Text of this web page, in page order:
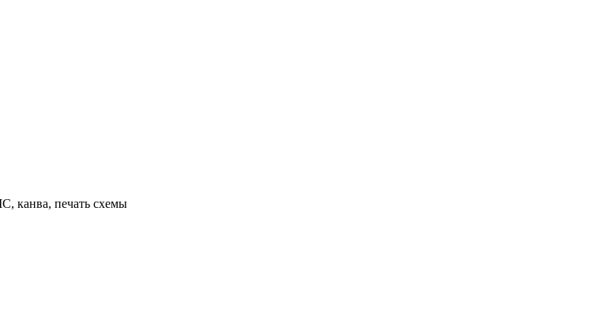
канва, печать схемы